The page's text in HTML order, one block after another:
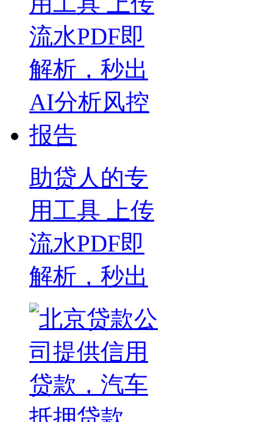
助贷人的专
用工具 上传
流水PDF即
解析，秒出